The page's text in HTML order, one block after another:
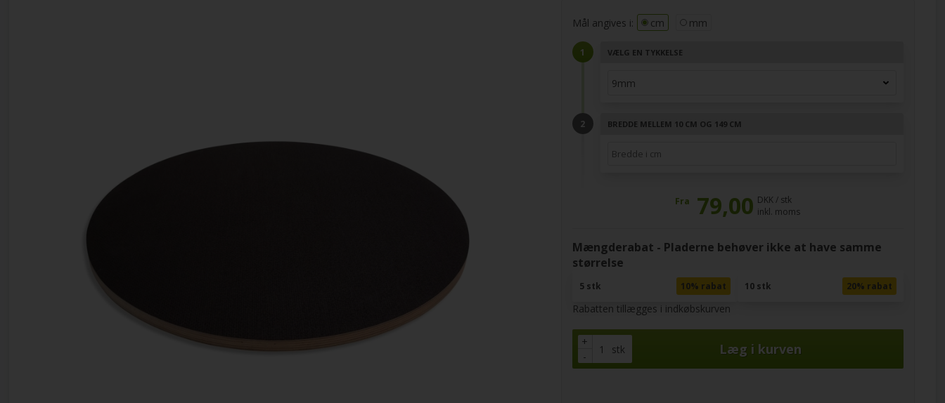
Mål angives i: cm mm
VÆLG EN TYKKELSE
BREDDE MELLEM 10 CM OG 149 CM
Fra 79,00 DKK / stk
inkl. moms
Mængderabat - Pladerne behøver ikke at have samme
størrelse
5 stk 10% rabat 10 stk 20% rabat
Rabatten tillægges i indkøbskurven
+
-
stk